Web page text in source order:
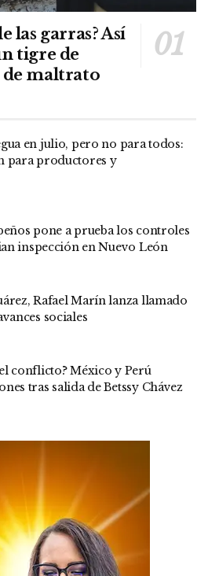
las garras? Así
tigre de
de maltrato
en julio, pero no para todos:
para productores y
pone a prueba los controles
inspección en Nuevo León
Rafael Marín lanza llamado
sociales
conflicto? México y Perú
tras salida de Betssy Chávez